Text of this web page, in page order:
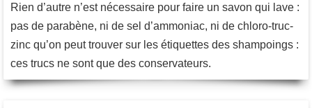
Rien d’autre n’est nécessaire pour faire un savon qui lave :
pas de parabène, ni de sel d’ammoniac, ni de chloro-truc-
zinc qu’on peut trouver sur les étiquettes des shampoings :
ces trucs ne sont que des conservateurs.